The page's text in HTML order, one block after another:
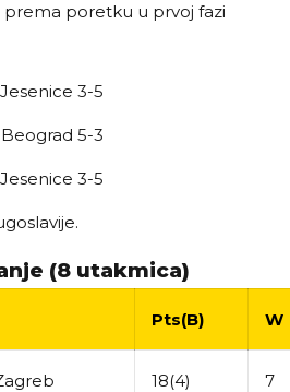
prema poretku u prvoj fazi
3-5
5-3
3-5
(8 utakmica)
Pts(B) W
18(4) 7